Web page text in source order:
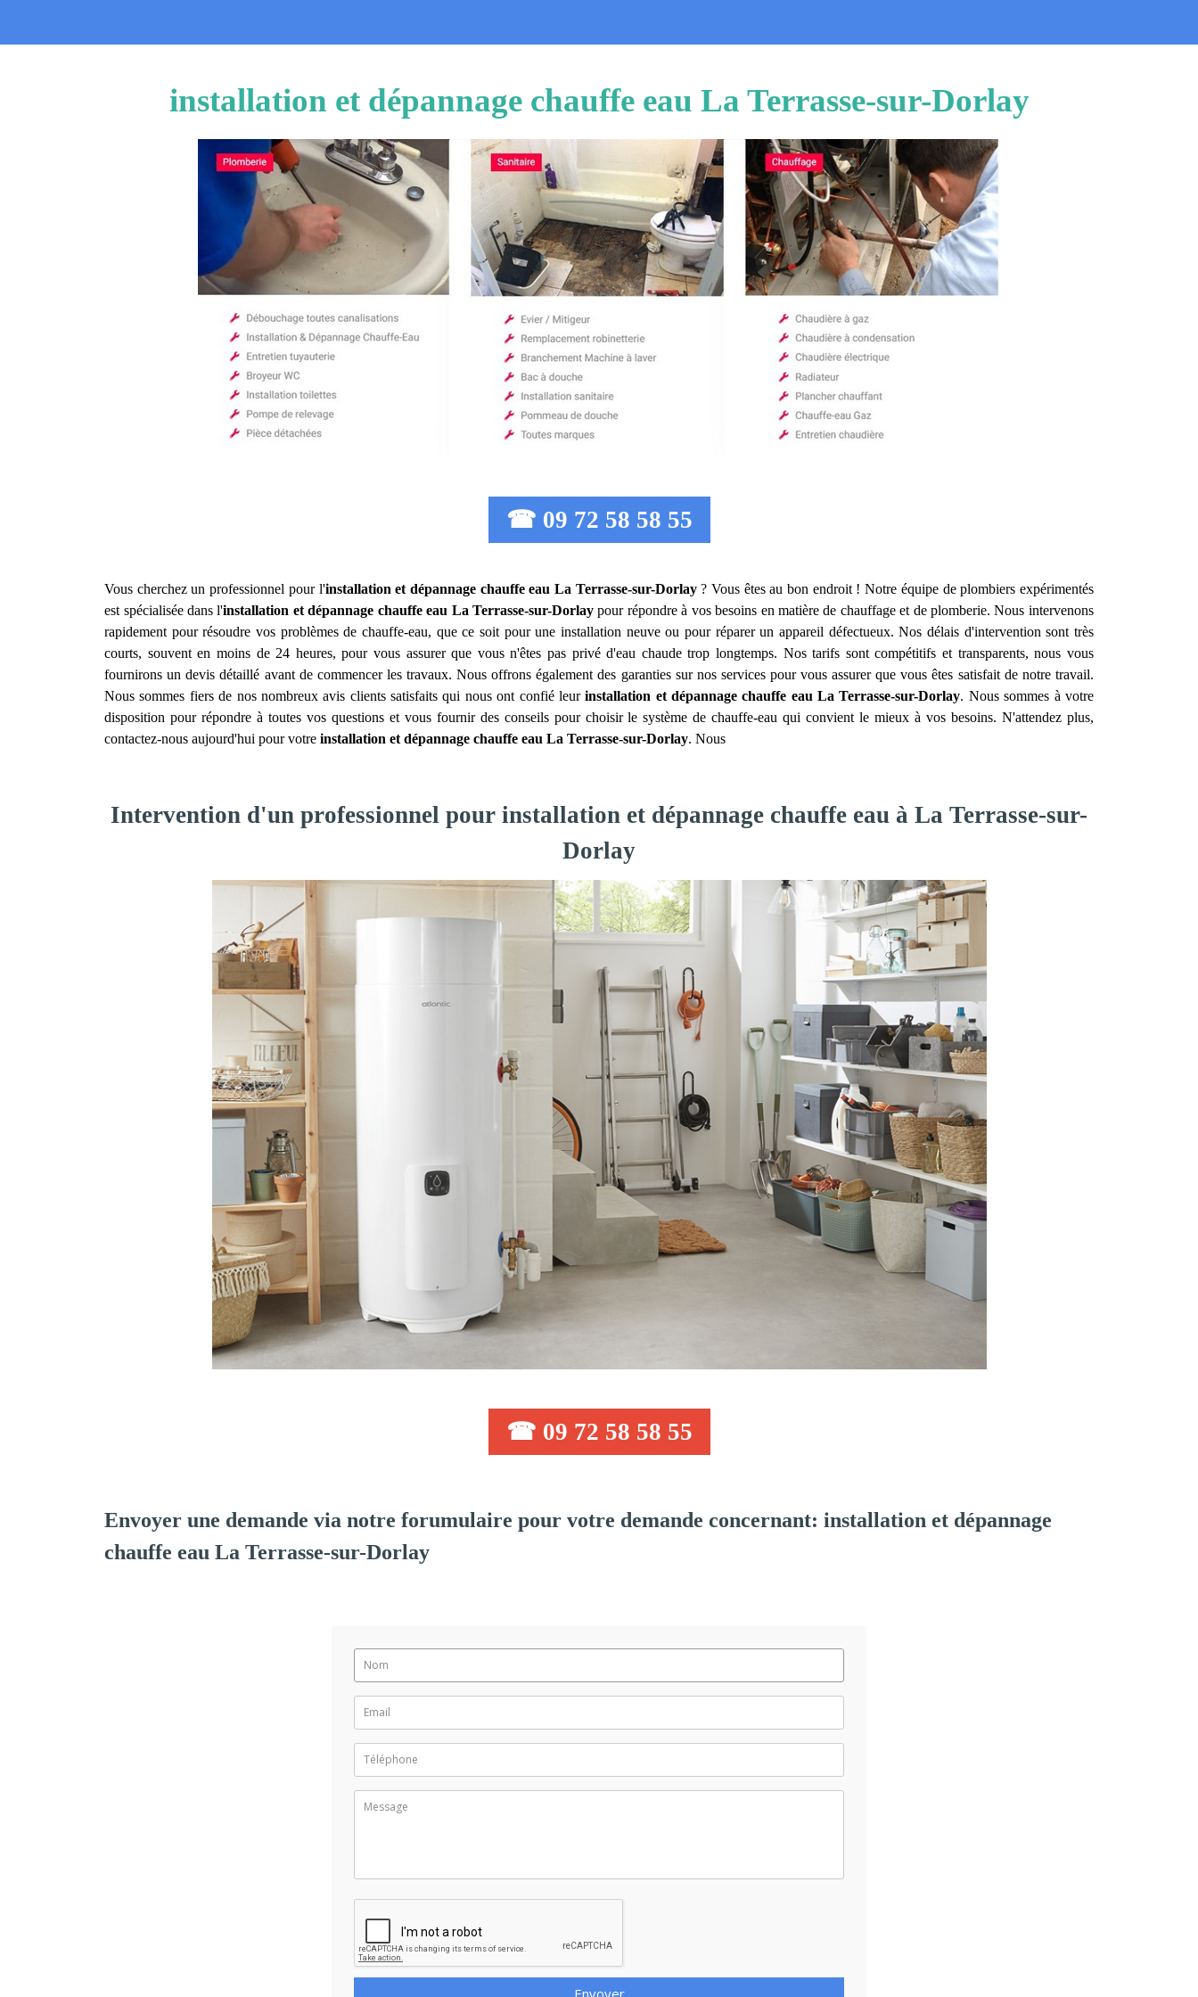
installation et dépannage chauffe eau La Terrasse-sur-Dorlay
☎ 09 72 58 58 55
Vous cherchez un professionnel pour l'installation et dépannage chauffe eau La Terrasse-sur-Dorlay? Vous êtes au bon endroit ! Notre équipe de plombiers expérimentés
est spécialisée dans l'installation et dépannage chauffe eau La Terrasse-sur-Dorlaypour répondre à vos besoins en matière de chauffage et de plomberie. Nous intervenons
rapidement pour résoudre vos problèmes de chauffe-eau, que ce soit pour une installation neuve ou pour réparer un appareil défectueux. Nos délais d'intervention sont très
courts, souvent en moins de 24 heures, pour vous assurer que vous n'êtes pas privé d'eau chaude trop longtemps. Nos tarifs sont compétitifs et transparents, nous vous
fournirons un devis détaillé avant de commencer les travaux. Nous offrons également des garanties sur nos services pour vous assurer que vous êtes satisfait de notre travail.
Nous sommes fiers de nos nombreux avis clients satisfaits qui nous ont confié leurinstallation et dépannage chauffe eau La Terrasse-sur-Dorlay. Nous sommes à votre
disposition pour répondre à toutes vos questions et vous fournir des conseils pour choisir le système de chauffe-eau qui convient le mieux à vos besoins. N'attendez plus,
contactez-nous aujourd'hui pour votreinstallation et dépannage chauffe eau La Terrasse-sur-Dorlay. Nous
Intervention d'un professionnel pour installation et dépannage chauffe eau à La Terrasse-sur-
Dorlay
☎ 09 72 58 58 55
Envoyer une demande via notre forumulaire pour votre demande concernant: installation et dépannage
chauffe eau La Terrasse-sur-Dorlay